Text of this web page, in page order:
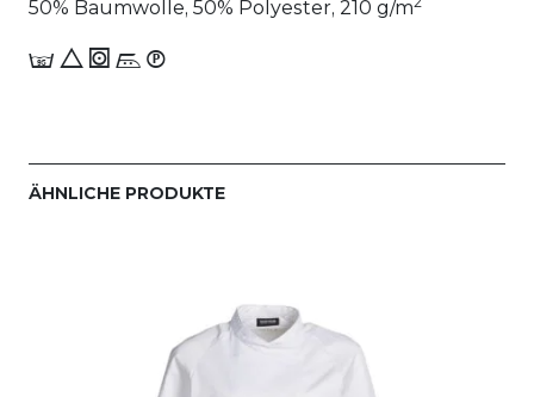
50% Baumwolle, 50% Polyester, 210 g/m
E 8 1 n_W
ÄHNLICHE PRODUKTE